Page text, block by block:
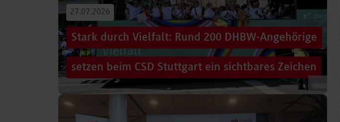
27.07.2026
Stark durch Vielfalt: Rund 200 DHBW-Angehörige
setzen beim CSD Stuttgart ein sichtbares Zeichen
Hunderttausende Menschen säumten am Samstag die Straßen der
Stuttgarter Innenstadt. Mitten im farbenfrohen Zug: ein eigener DHBW-
Truck, eine große…